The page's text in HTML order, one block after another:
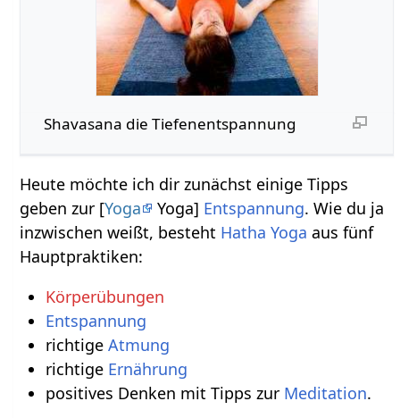
Shavasana die Tiefenentspannung
Heute möchte ich dir zunächst einige Tipps
geben zur [Yoga Yoga] Entspannung. Wie du ja
inzwischen weißt, besteht Hatha Yoga aus fünf
Hauptpraktiken:
Körperübungen
Entspannung
richtige Atmung
richtige Ernährung
positives Denken mit Tipps zur Meditation.